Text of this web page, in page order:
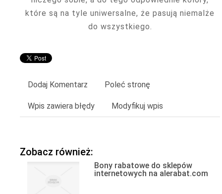
które są na tyle uniwersalne, że pasują niemalże
do wszystkiego.
Dodaj Komentarz Poleć stronę
Wpis zawiera błędy Modyfikuj wpis
Zobacz również:
Bony rabatowe do sklepów
internetowych na alerabat.com